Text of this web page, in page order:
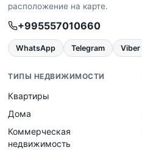
расположение на карте.
+995557010660
WhatsApp Telegram Viber
ТИПЫ НЕДВИЖИМОСТИ
Квартиры
Дома
Коммерческая
недвижимость